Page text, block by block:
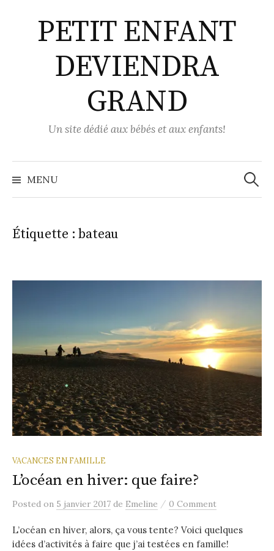
contenuPETIT ENFANT
DEVIENDRA
GRAND
Un site dédié aux bébés et aux enfants!
MENU
Étiquette :bateau
VACANCES EN FAMILLE
L’océan en hiver: que faire?
Posted on 5 janvier 2017 de Emeline / 0 Comment
L’océan en hiver, alors, ça vous tente? Voici quelques
idées d’activités à faire que j’ai testées en famille!